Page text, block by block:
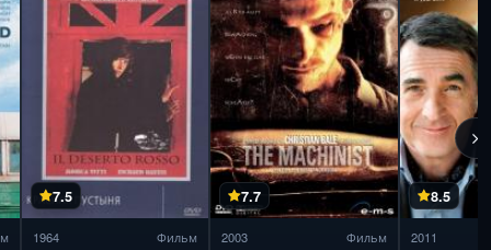
7.5
1964 Фильм
7.7
2003 Фильм
8.5
2011